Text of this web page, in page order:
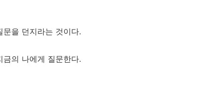
을 던지라는 것이다.
의 나에게 질문한다.